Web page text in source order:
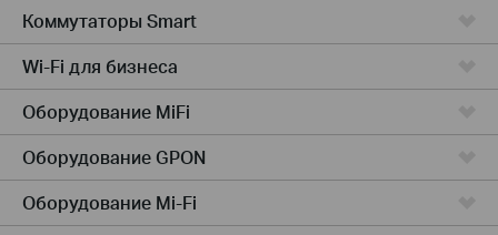
Коммутаторы Smart
Wi-Fi для бизнеса
Оборудование MiFi
Оборудование GPON
Оборудование Mi-Fi